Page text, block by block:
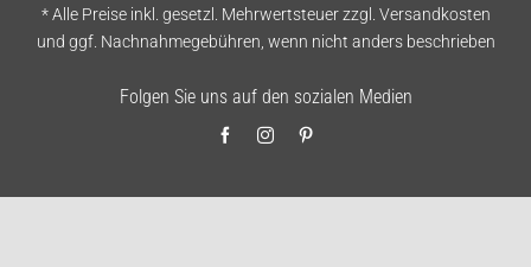
* Alle Preise inkl. gesetzl. Mehrwertsteuer zzgl. Versandkosten
und ggf. Nachnahmegebühren, wenn nicht anders beschrieben
Folgen Sie uns auf den sozialen Medien